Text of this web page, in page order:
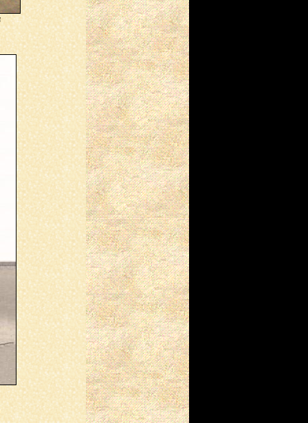
השיר "בת של מהגר", מהספר
החדש שבכתובים, תורגם
לאנגלית ע"י דבי סער, והוקרא
באירוע לכבוד הסופר והמשורר
האוקראיני וסיל מאכנו
(26/06/2023)
קוראת משיריי בגלרייה
העירונית של נתניה, גלריית
״תל חי״, לרגל יום האישה
הבינלאומי
(24/03/2023)
השיר "בת של מהגר", מהספר
החדש שבכתובים, מתפרסם
באנתולוגיה "מסע"
(21/03/2023)
השיר "אישה, אש בי", מהספר
החדש שבכתובים, זכה, נבחר
והוקרא ביום האישה
הבין-לאומי
(09/03/2023)
השירים " שמחה" ו"לב העיר",
ה"שיר-בוט" "אלות המוסיקה"
וה"אני מאמין" שלי,
מתפרסמים באנתולוגיה "אמת
בת חורין"
(27/02/2023)
הספר "עדיין תופרת מילים",
מהדורה דו-לשונית מורחבת,
יוצא לאור
(09/01/2023)
השיר "מחילה", מהספר החדש
שבכתובים, מתפרסם
באנתולוגיה "שיר-ריפוי"
(25/05/2022)
"תופרת מילים" בראיון ברדיו